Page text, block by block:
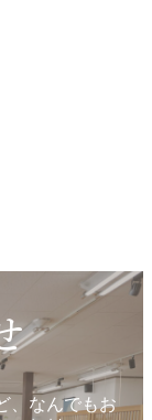
、なんでもお